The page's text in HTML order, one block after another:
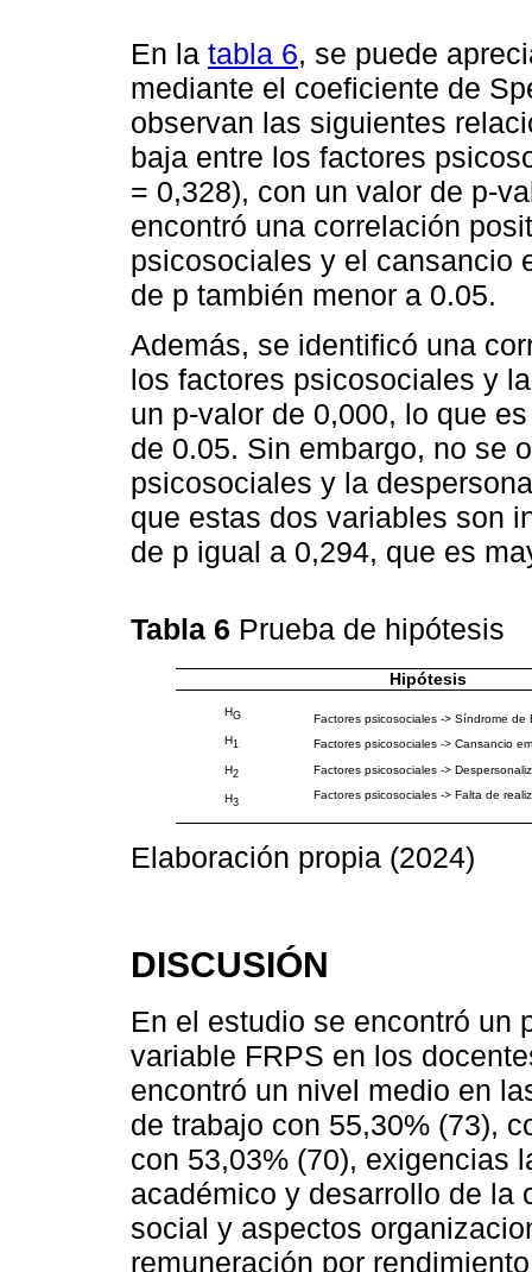
En la tabla 6, se puede
mediante el coeficiente de
observan las siguientes
baja entre los factores
= 0,328), con un valor de p-
encontró una correlación
psicosociales y el cansancio
de p también menor a 0.05.
Además, se identificó una
los factores psicosociales y
un p-valor de 0,000, lo que
de 0.05. Sin embargo, no se
psicosociales y la
que estas dos variables son
de p igual a 0,294, que es
Tabla 6 Prueba de hipótesis
Hipótesis
HG
H1
H2
H3
Factores psicosociales -> Síndrome de
Factores psicosociales -> Cansancio
Factores psicosociales ->
Factores psicosociales -> Falta de
Elaboración propia (2024)
DISCUSIÓN
En el estudio se encontró un
variable FRPS en los
encontró un nivel medio en
de trabajo con 55,30% (73),
con 53,03% (70), exigencias
académico y desarrollo de la
social y aspectos
remuneración por